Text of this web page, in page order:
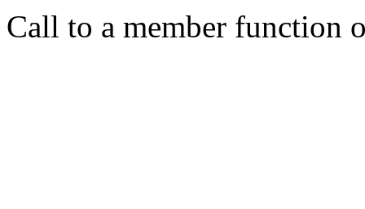
Call to a member function